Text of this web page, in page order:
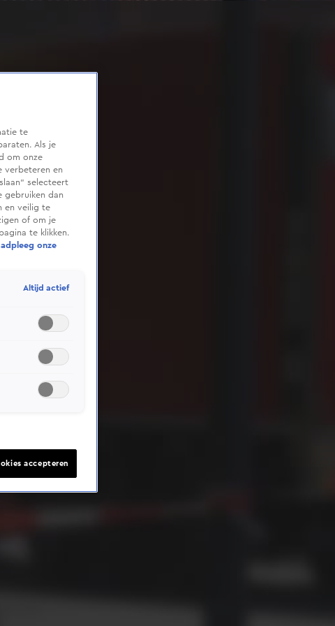
te
Als je
om onze
verbeteren en
selecteert
gebruiken dan
en veilig te
of om je
te klikken.
onze
Altijd actief
accepteren